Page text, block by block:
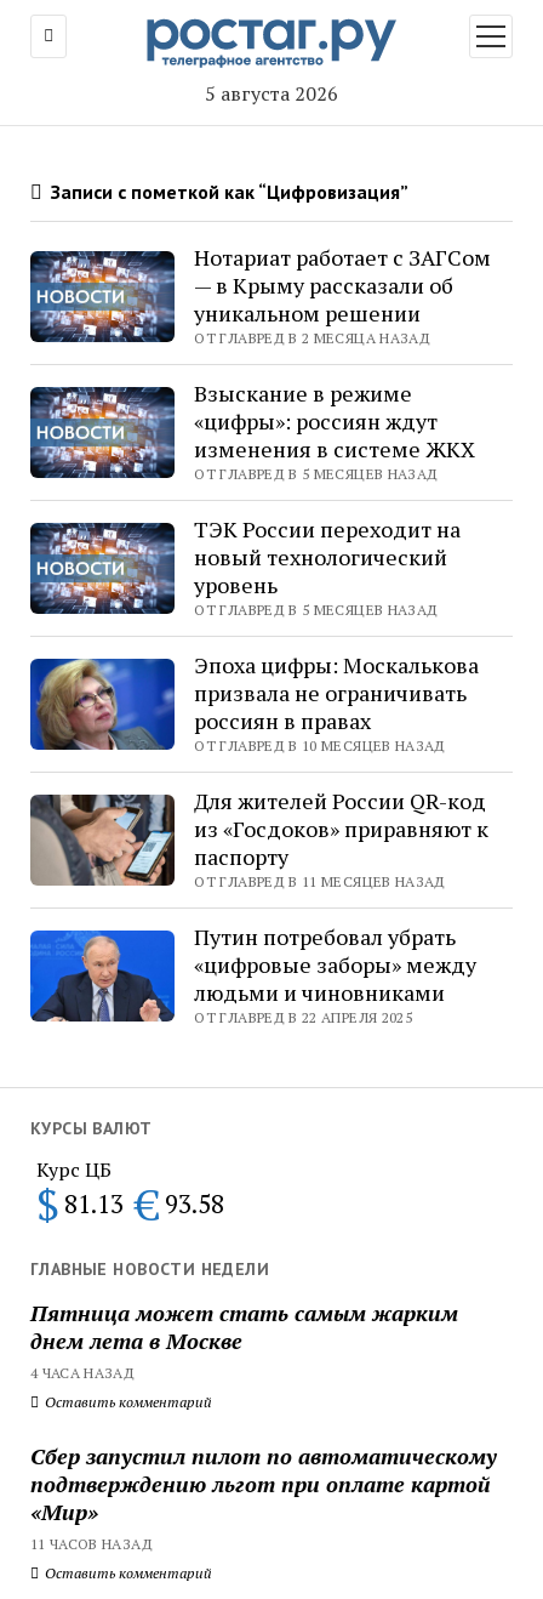
5 августа 2026
меню
КУРСЫ ВАЛЮТ
Курс ЦБ
$ 81.13 € 93.58
ГЛАВНЫЕ НОВОСТИ НЕДЕЛИ
Пятница может стать самым жарким
днем лета в Москве
4 ЧАСА НАЗАД
Оставить комментарий
Сбер запустил пилот по автоматическому
подтверждению льгот при оплате картой
«Мир»
11 ЧАСОВ НАЗАД
Оставить комментарий
Записи с пометкой как “Цифровизация”
Нотариат работает с ЗАГСом
— в Крыму рассказали об
уникальном решении
ОТ ГЛАВРЕД В 2 МЕСЯЦА НАЗАД
Взыскание в режиме
«цифры»: россиян ждут
изменения в системе ЖКХ
ОТ ГЛАВРЕД В 5 МЕСЯЦЕВ НАЗАД
ТЭК России переходит на
новый технологический
уровень
ОТ ГЛАВРЕД В 5 МЕСЯЦЕВ НАЗАД
Эпоха цифры: Москалькова
призвала не ограничивать
россиян в правах
ОТ ГЛАВРЕД В 10 МЕСЯЦЕВ НАЗАД
Для жителей России QR-код
из «Госдоков» приравняют к
паспорту
ОТ ГЛАВРЕД В 11 МЕСЯЦЕВ НАЗАД
Путин потребовал убрать
«цифровые заборы» между
людьми и чиновниками
ОТ ГЛАВРЕД В 22 АПРЕЛЯ 2025